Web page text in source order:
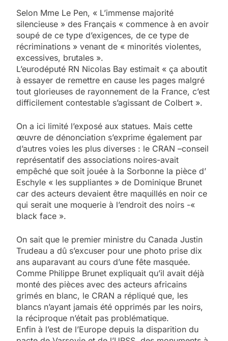
Selon Mme Le Pen, « L’immense majorité
silencieuse » des Français « commence à en avoir
soupé de ce type d’exigences, de ce type de
récriminations » venant de « minorités violentes,
excessives, brutales ».
L’eurodéputé RN Nicolas Bay estimait « ça aboutit
à essayer de remettre en cause les pages malgré
tout glorieuses de rayonnement de la France, c’est
difficilement contestable s’agissant de Colbert ».
On a ici limité l’exposé aux statues. Mais cette
œuvre de dénonciation s’exprime également par
d’autres voies les plus diverses : le CRAN –conseil
représentatif des associations noires-avait
empêché que soit jouée à la Sorbonne la pièce d’
Eschyle « les suppliantes » de Dominique Brunet
car des acteurs devaient être maquillés en noir ce
qui serait une moquerie à l’endroit des noirs -«
black face ».
On sait que le premier ministre du Canada Justin
Trudeau a dû s’excuser pour une photo prise dix
ans auparavant au cours d’une fête masquée.
Comme Philippe Brunet expliquait qu’il avait déjà
monté des pièces avec des acteurs africains
grimés en blanc, le CRAN a répliqué que, les
blancs n’ayant jamais été opprimés par les noirs,
la réciproque n’était pas problématique.
Enfin à l’est de l’Europe depuis la disparition du